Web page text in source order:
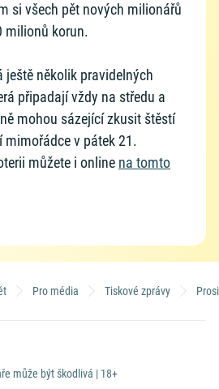
si všech pět nových milionářů
milionů korun.
ještě několik pravidelných
připadají vždy na středu a
mohou sázející zkusit štěstí
v pátek 21.
můžete i online na tomto
Pro média Tiskové zprávy
může být škodlivá | 18+